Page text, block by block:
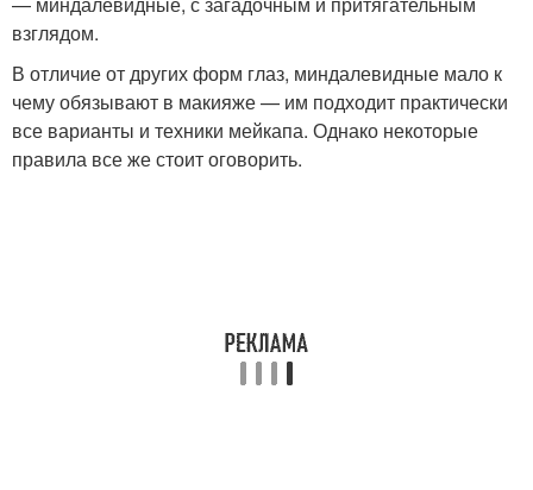
взглядом.
В отличие от других форм глаз, миндалевидные мало к
чему обязывают в макияже — им подходит практически
все варианты и техники мейкапа. Однако некоторые
правила все же стоит оговорить.